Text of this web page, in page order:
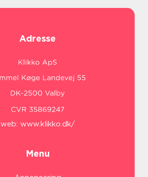
Adresse
web: www.klikko.dk/
Menu